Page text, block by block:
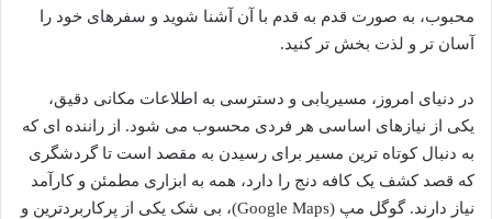
محبوب، به صورت قدم به قدم با آن آشنا شوید و سفرهای خود را
آسان تر و لذت بخش تر کنید.
در دنیای امروز، مسیریابی و دسترسی به اطلاعات مکانی دقیق،
یکی از نیازهای اساسی هر فردی محسوب می شود. از راننده ای که
به دنبال کوتاه ترین مسیر برای رسیدن به مقصد است تا گردشگری
که قصد کشف یک کافه دنج را دارد، همه به ابزاری مطمئن و کارآمد
نیاز دارند. گوگل مپ (Google Maps)، بی شک یکی از پرکاربردترین و